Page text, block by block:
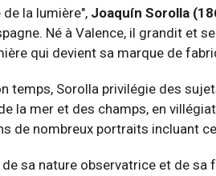
la lumière", Joaquín Sorolla
Né à Valence, il grandit et
qui devient sa marque de
temps, Sorolla privilégie des
la mer et des champs, en
de nombreux portraits incluant
sa nature observatrice et de